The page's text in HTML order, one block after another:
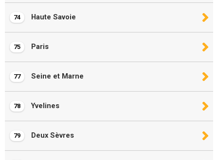
74 Haute Savoie
75 Paris
77 Seine et Marne
78 Yvelines
79 Deux Sèvres